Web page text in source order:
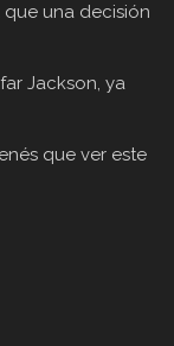
que una decisión
Jackson, ya
que ver este